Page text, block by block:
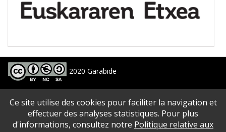
2020 Garabide
Larrin Plaza 1, 20550 Aretxabaleta, Gipuzkoa
688 63 24 33 / 943 250 397
garabide[arroba]garabide[puntu]eus
PLAN DU SITE | ACCESSIBILITé | AVERTISSEMENT | POLITIQUE DE CONFIDENTIALITé |
Ce site utilise des cookies pour faciliter la navigation et
effectuer des analyses statistiques. Pour plus
d'informations, consultez notre Politique relative aux